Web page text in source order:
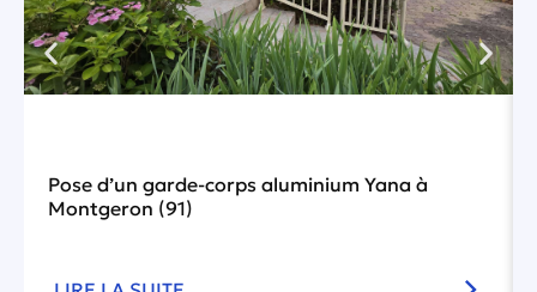
Pose d’un garde-corps aluminium Yana à
Montgeron (91)